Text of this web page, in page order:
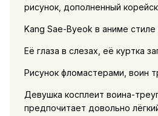
рисунок, дополненный
Kang Sae-Byeok в аниме
Её глаза в слезах, её куртка
Рисунок фломастерами, воин
Девушка косплеит воина-
предпочитает довольно